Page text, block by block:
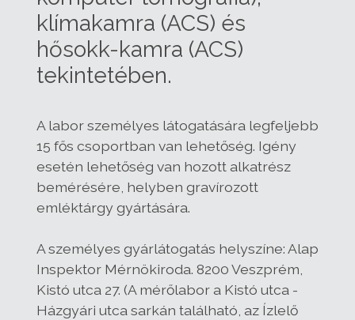
klímakamra (ACS) és
hősokk-kamra (ACS)
tekintetében.
A labor személyes látogatására legfeljebb
15 fős csoportban van lehetőség. Igény
esetén lehetőség van hozott alkatrész
bemérésére, helyben gravírozott
emléktárgy gyártására.
A személyes gyárlátogatás helyszíne: Alap
Inspektor Mérnökiroda. 8200 Veszprém,
Kistó utca 27. (A mérőlabor a Kistó utca -
Házgyári utca sarkán található, az Ízlelő